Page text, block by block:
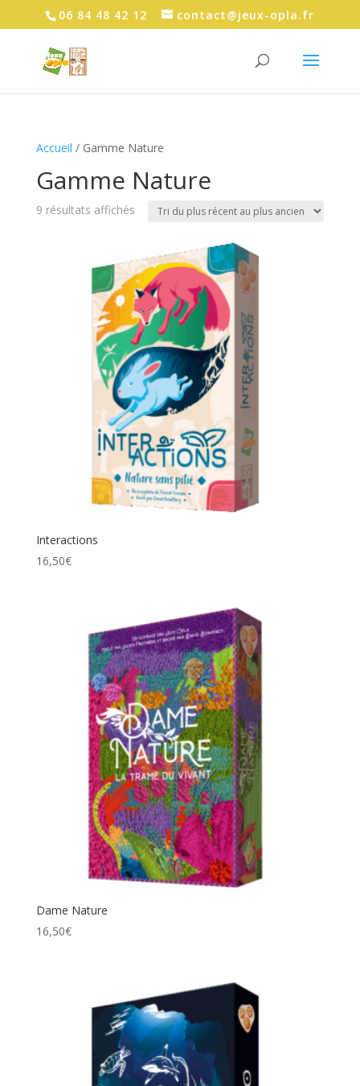
06 84 48 42 12 contact@jeux-opla.fr
Accueil / Gamme Nature
Gamme Nature
9 résultats affichésTrié
récent
au
plus
ancien
Interactions
16,50€
Dame Nature
16,50€